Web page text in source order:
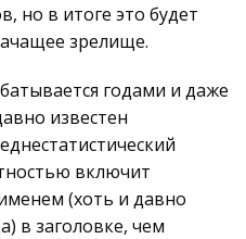
но в итоге это будет
зрелище.
годами и даже
известен
включит
(хоть и давно
в заголовке, чем